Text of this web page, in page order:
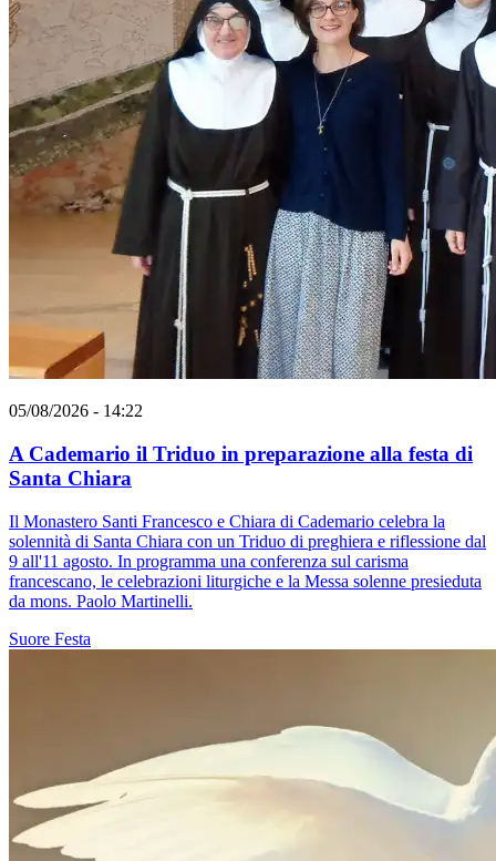
05/08/2026 - 14:22
A Cademario il Triduo in preparazione alla festa di
Santa Chiara
Il Monastero Santi Francesco e Chiara di Cademario celebra la
solennità di Santa Chiara con un Triduo di preghiera e riflessione dal
9 all'11 agosto. In programma una conferenza sul carisma
francescano, le celebrazioni liturgiche e la Messa solenne presieduta
da mons. Paolo Martinelli.
Suore Festa